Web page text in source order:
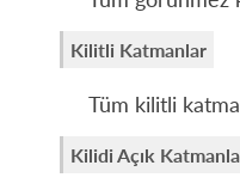
Kilitli Katmanlar
Tüm kilitli
Kilidi Açık